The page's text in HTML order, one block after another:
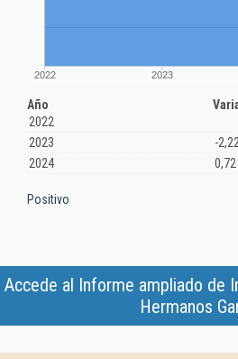
2022 2023
Año
2022
2023
-
2024
0,72
Positivo
Accede al Informe ampliado de
Hermanos